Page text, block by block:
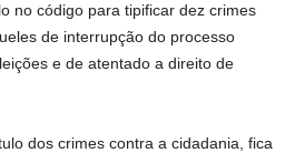
no código para tipificar dez crimes
de interrupção do processo
e de atentado a direito de
dos crimes contra a cidadania, fica